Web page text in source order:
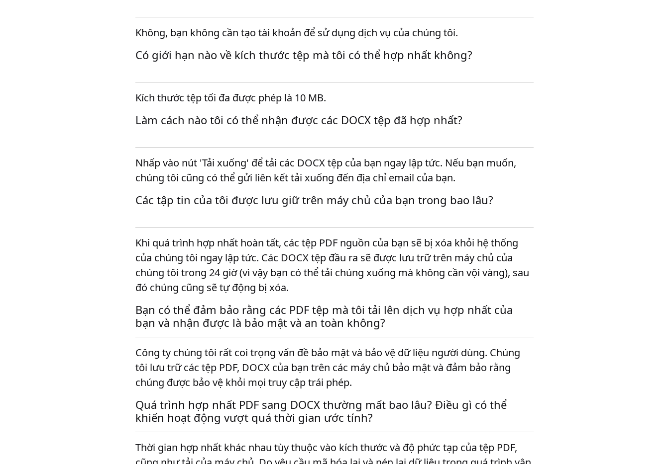
Không, bạn không cần tạo tài khoản để sử dụng dịch vụ của chúng tôi.
Có giới hạn nào về kích thước tệp mà tôi có thể hợp nhất không?
Kích thước tệp tối đa được phép là 10 MB.
Làm cách nào tôi có thể nhận được các DOCX tệp đã hợp nhất?
Nhấp vào nút 'Tải xuống' để tải các DOCX tệp của bạn ngay lập tức. Nếu bạn muốn,
chúng tôi cũng có thể gửi liên kết tải xuống đến địa chỉ email của bạn.
Các tập tin của tôi được lưu giữ trên máy chủ của bạn trong bao lâu?
Khi quá trình hợp nhất hoàn tất, các tệp PDF nguồn của bạn sẽ bị xóa khỏi hệ thống
của chúng tôi ngay lập tức. Các DOCX tệp đầu ra sẽ được lưu trữ trên máy chủ của
chúng tôi trong 24 giờ (vì vậy bạn có thể tải chúng xuống mà không cần vội vàng), sau
đó chúng cũng sẽ tự động bị xóa.
Bạn có thể đảm bảo rằng các PDF tệp mà tôi tải lên dịch vụ hợp nhất của
bạn và nhận được là bảo mật và an toàn không?
Công ty chúng tôi rất coi trọng vấn đề bảo mật và bảo vệ dữ liệu người dùng. Chúng
tôi lưu trữ các tệp PDF, DOCX của bạn trên các máy chủ bảo mật và đảm bảo rằng
chúng được bảo vệ khỏi mọi truy cập trái phép.
Quá trình hợp nhất PDF sang DOCX thường mất bao lâu? Điều gì có thể
khiến hoạt động vượt quá thời gian ước tính?
Thời gian hợp nhất khác nhau tùy thuộc vào kích thước và độ phức tạp của tệp PDF,